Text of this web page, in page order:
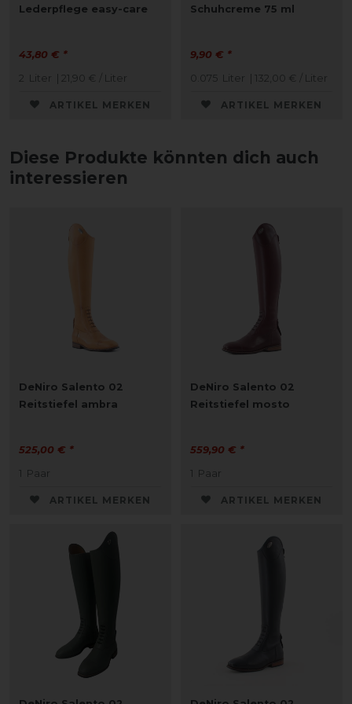
Lederpflege easy-care
43,80 € *
2 Liter | 21,90 € / Liter
ARTIKEL MERKEN
Schuhcreme 75 ml
9,90 € *
0.075 Liter | 132,00 € / Liter
ARTIKEL MERKEN
Diese Produkte könnten dich auch
interessieren
DeNiro Salento 02
Reitstiefel ambra
525,00 € *
1 Paar
ARTIKEL MERKEN
DeNiro Salento 02
Reitstiefel mosto
559,90 € *
1 Paar
ARTIKEL MERKEN